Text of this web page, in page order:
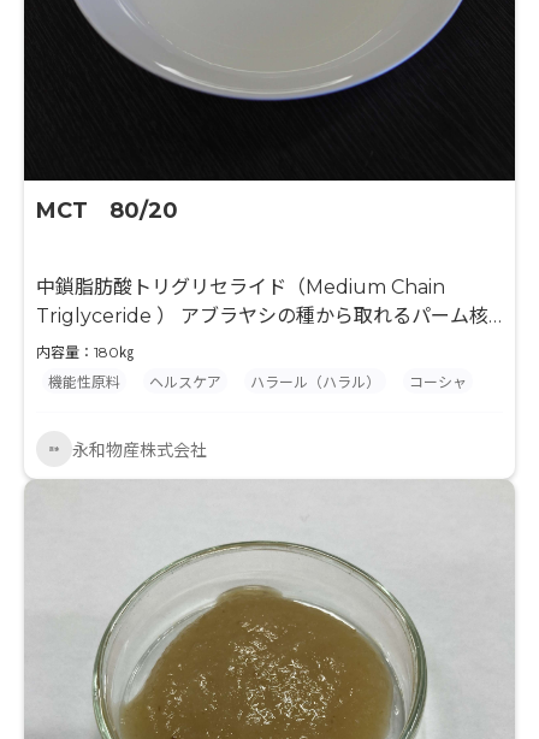
MCT 80/20
中鎖脂肪酸トリグリセライド（Medium Chain
Triglyceride ） アブラヤシの種から取れるパーム核
油を加工して得られる食用油脂です。
内容量：180㎏
機能性原料
ヘルスケア ハラール（ハラル） コーシャ
永和物産株式会社